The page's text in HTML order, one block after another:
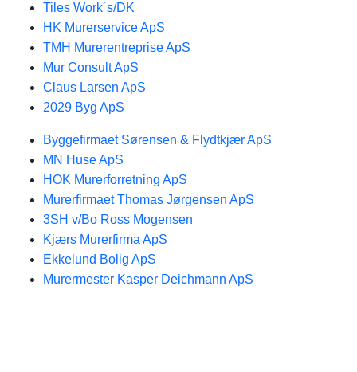
Tiles Work´s/DK
HK Murerservice ApS
TMH Murerentreprise ApS
Mur Consult ApS
Claus Larsen ApS
2029 Byg ApS
Byggefirmaet Sørensen & Flydtkjær ApS
MN Huse ApS
HOK Murerforretning ApS
Murerfirmaet Thomas Jørgensen ApS
3SH v/Bo Ross Mogensen
Kjærs Murerfirma ApS
Ekkelund Bolig ApS
Murermester Kasper Deichmann ApS